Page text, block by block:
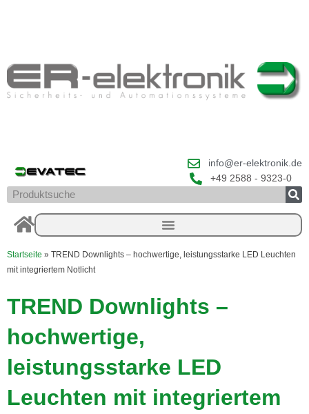
info@er-elektronik.de
+49 2588 - 9323-0
Suche
Startseite » TREND Downlights – hochwertige, leistungsstarke LED Leuchten
mit integriertem Notlicht
TREND Downlights –
hochwertige,
leistungsstarke LED
Leuchten mit integriertem